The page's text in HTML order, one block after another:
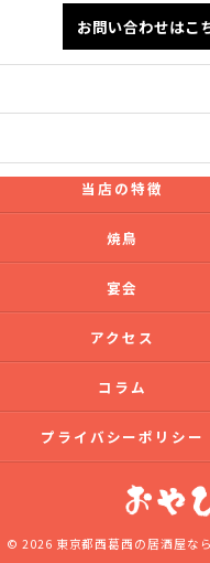
お問い合わせはこ
当店の特徴
焼鳥
宴会
アクセス
コラム
プライバシーポリシー
© 2026 東京都西葛西の居酒屋な